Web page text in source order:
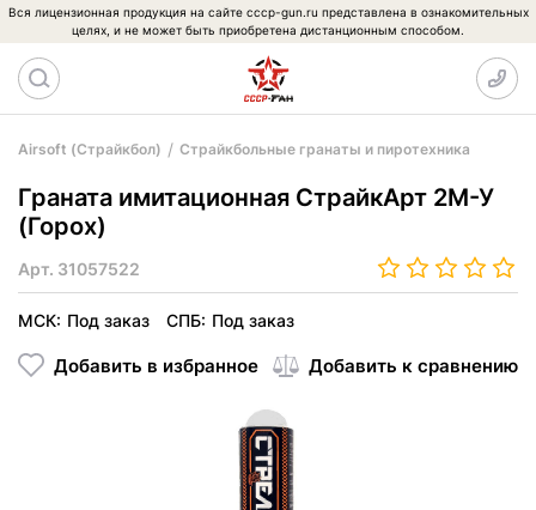
Вся лицензионная продукция на сайте cccp-gun.ru представлена в ознакомительных
целях, и не может быть приобретена дистанционным способом.
Airsoft (Страйкбол) Страйкбольные гранаты и пиротехника
Граната имитационная СтрайкАрт 2М-У
(Горох)
Арт. 31057522
МСК: Под заказ СПБ: Под заказ
Добавить в избранное Добавить к сравнению